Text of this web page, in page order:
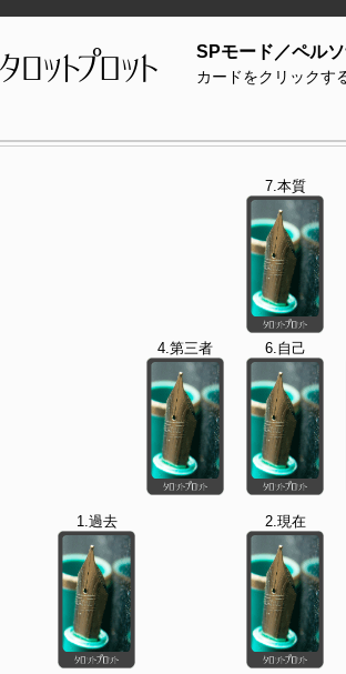
SPモード／ペルソ
カードをクリックす
7.本質
4.第三者 6.自己
1.過去 2.現在